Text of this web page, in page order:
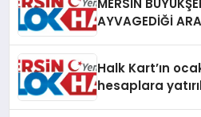
MERSİN
AYVAGEDİĞİ
Halk Kart’ın
hesaplara